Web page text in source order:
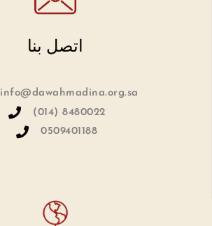
اتصل بنا
info@dawahmadina.org.sa
(014) 8480022
0509401188